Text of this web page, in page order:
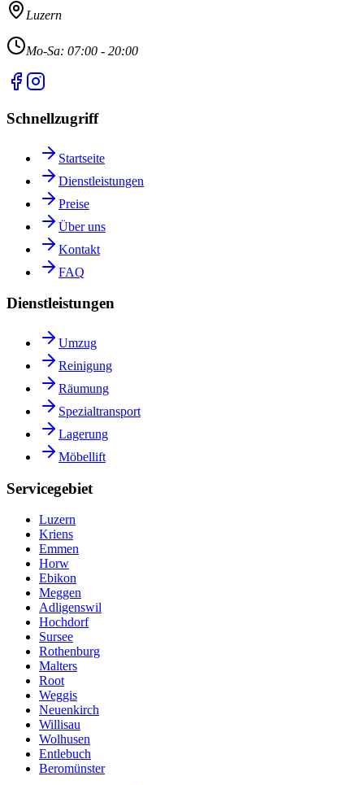
Luzern
Mo-Sa: 07:00 - 20:00
Schnellzugriff
Startseite
Dienstleistungen
Preise
Über uns
Kontakt
FAQ
Dienstleistungen
Umzug
Reinigung
Räumung
Spezialtransport
Lagerung
Möbellift
Servicegebiet
Luzern
Kriens
Emmen
Horw
Ebikon
Meggen
Adligenswil
Hochdorf
Sursee
Rothenburg
Malters
Root
Weggis
Neuenkirch
Willisau
Wolhusen
Entlebuch
Beromünster